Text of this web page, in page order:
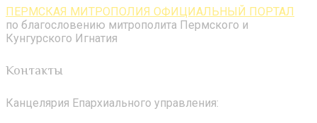
ПЕРМСКАЯ МИТРОПОЛИЯ ОФИЦИАЛЬНЫЙ ПОРТАЛ
по благословению митрополита Пермского и
Кунгурского Игнатия
Контакты
Канцелярия Епархиального управления: